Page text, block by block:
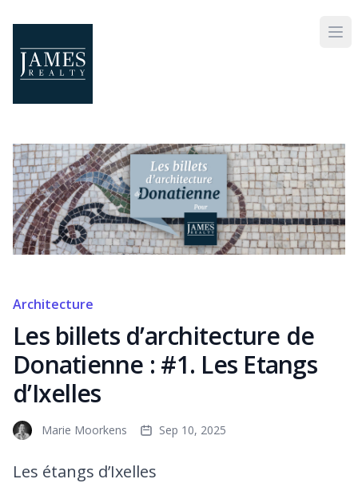
Architecture
Les billets d’architecture de
Donatienne : #1. Les Etangs
d’Ixelles
Marie Moorkens Sep 10, 2025
Les étangs d’Ixelles